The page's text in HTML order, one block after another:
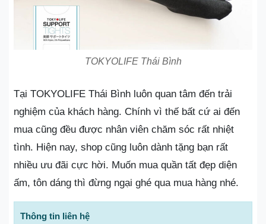
TOKYOLIFE Thái Bình
Tại TOKYOLIFE Thái Bình luôn quan tâm đến trải
nghiệm của khách hàng. Chính vì thế bất cứ ai đến
mua cũng đều được nhân viên chăm sóc rất nhiệt
tình. Hiện nay, shop cũng luôn dành tặng bạn rất
nhiều ưu đãi cực hời. Muốn mua quần tất đẹp diện
ấm, tôn dáng thì đừng ngại ghé qua mua hàng nhé.
Thông tin liên hệ